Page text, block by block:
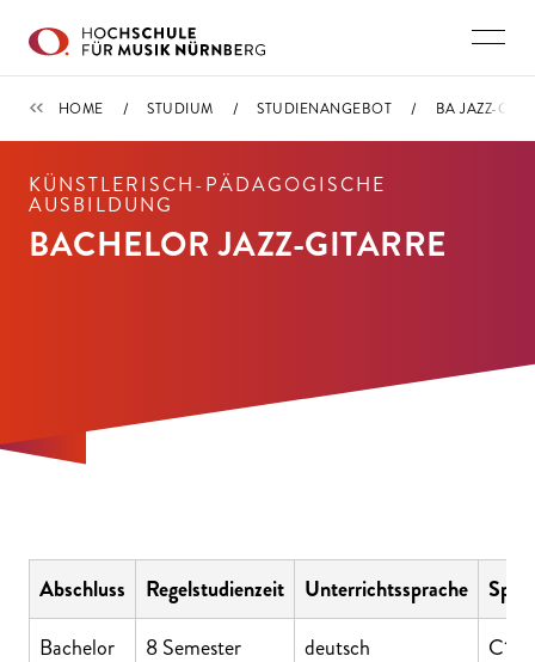
STUDIENANGEBOT
HOME STUDIUM STUDIENANGEBOT BA JAZZ-
KÜNSTLERISCH-PÄDAGOGISCHE
AUSBILDUNG
BACHELOR JAZZ-GITARRE
Abschluss Regelstudienzeit Unterrichtssprache
Bachelor
8 Semester deutsch C1